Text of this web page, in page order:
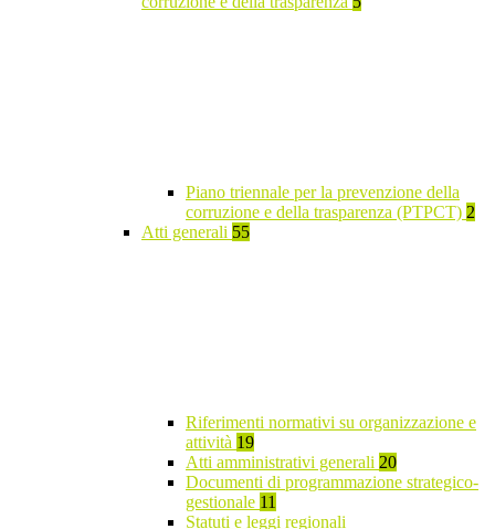
Piano triennale per la prevenzione della
corruzione e della trasparenza (PTPCT) 2
Atti generali 55
Riferimenti normativi su organizzazione e
attività 19
Atti amministrativi generali 20
Documenti di programmazione strategico-
gestionale 11
Statuti e leggi regionali